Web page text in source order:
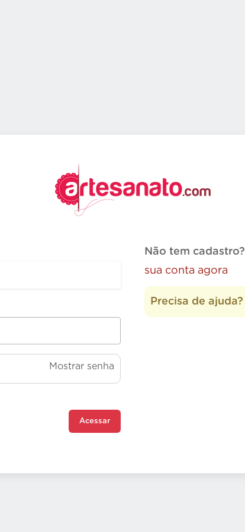
Mostrar senha
Acessar
Não tem cadastro?
sua conta agora
Precisa de ajuda?